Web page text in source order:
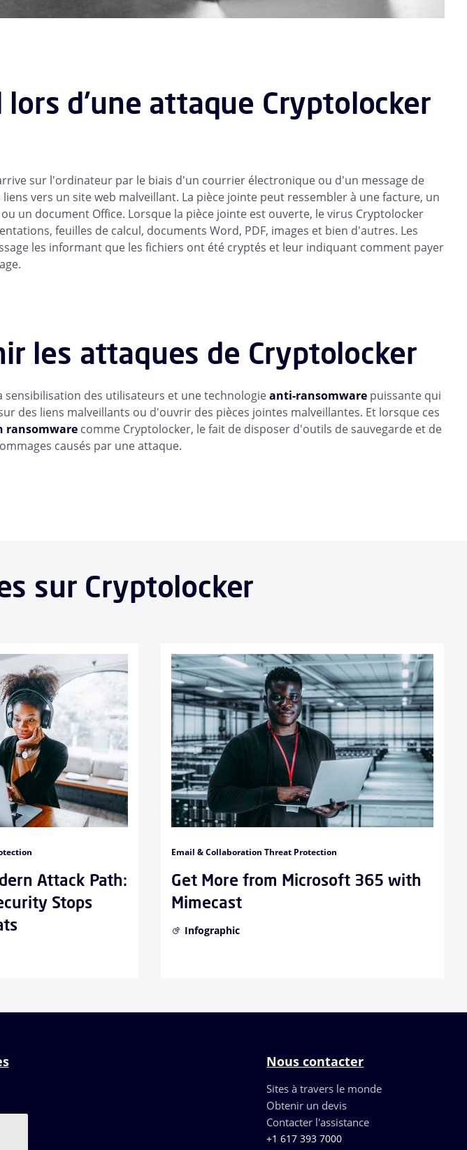
lors d'une attaque Cryptolocker
sur l'ordinateur par le biais d'un courrier électronique ou d'un message de
vers un site web malveillant. La pièce jointe peut ressembler à une facture, un
un document Office. Lorsque la pièce jointe est ouverte, le virus Cryptolocker
feuilles de calcul, documents Word, PDF, images et bien d'autres. Les
les informant que les fichiers ont été cryptés et leur indiquant comment payer
les attaques de Cryptolocker
sensibilisation des utilisateurs et une technologieanti-ransomwarepuissante qui
des liens malveillants ou d'ouvrir des pièces jointes malveillantes. Et lorsque ces
ransomwarecomme Cryptolocker, le fait de disposer d'outils de sauvegarde et de
causés par une attaque.
sur Cryptolocker
Attack Path:
Stops
Email & Collaboration Threat Protection
Get More from Microsoft 365 with
Mimecast
Infographic
Nous contacter
Sites à travers le monde
Obtenir un devis
Contacter l'assistance
+1 617 393 7000